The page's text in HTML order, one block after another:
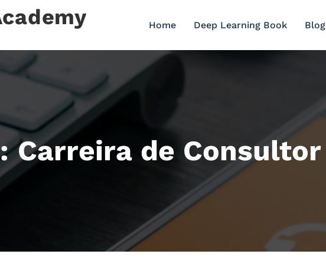
Home Deep Learning Book Blog
Carreira de Consultor